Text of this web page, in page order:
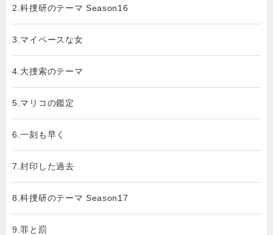
2.科捜研のテーマ Season16
3.マイペースな女
4.大捜索のテーマ
5.マリコの鑑定
6.一刻も早く
7.封印した過去
8.科捜研のテーマ Season17
9.罪と罰